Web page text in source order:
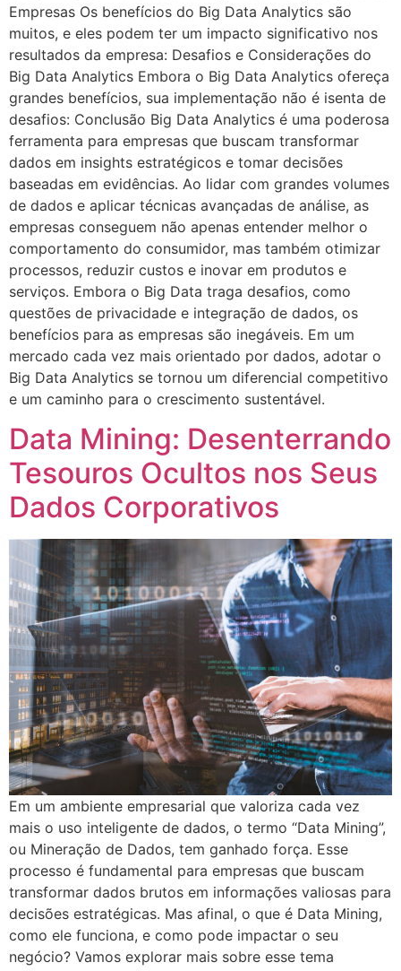
Empresas Os benefícios do Big Data Analytics são
muitos, e eles podem ter um impacto significativo nos
resultados da empresa: Desafios e Considerações do
Big Data Analytics Embora o Big Data Analytics ofereça
grandes benefícios, sua implementação não é isenta de
desafios: Conclusão Big Data Analytics é uma poderosa
ferramenta para empresas que buscam transformar
dados em insights estratégicos e tomar decisões
baseadas em evidências. Ao lidar com grandes volumes
de dados e aplicar técnicas avançadas de análise, as
empresas conseguem não apenas entender melhor o
comportamento do consumidor, mas também otimizar
processos, reduzir custos e inovar em produtos e
serviços. Embora o Big Data traga desafios, como
questões de privacidade e integração de dados, os
benefícios para as empresas são inegáveis. Em um
mercado cada vez mais orientado por dados, adotar o
Big Data Analytics se tornou um diferencial competitivo
e um caminho para o crescimento sustentável.
Data Mining: Desenterrando
Tesouros Ocultos nos Seus
Dados Corporativos
Em um ambiente empresarial que valoriza cada vez
mais o uso inteligente de dados, o termo “Data Mining”,
ou Mineração de Dados, tem ganhado força. Esse
processo é fundamental para empresas que buscam
transformar dados brutos em informações valiosas para
decisões estratégicas. Mas afinal, o que é Data Mining,
como ele funciona, e como pode impactar o seu
negócio? Vamos explorar mais sobre esse tema